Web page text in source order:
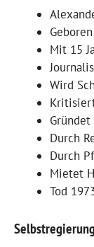
Mit 15
Wird
Durch
Durch
Mietet
Tod